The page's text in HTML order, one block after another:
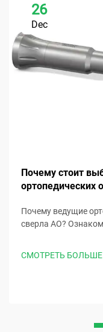
26
Dec
Почему стоит
ортопедических
Почему ведущие
сверла AO?
СМОТРЕТЬ БОЛЬШЕ